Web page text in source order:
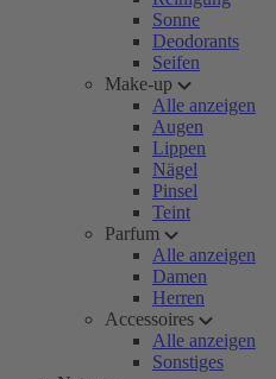
Sonne
Deodorants
Seifen
Make-up
Alle anzeigen
Augen
Lippen
Nägel
Pinsel
Teint
Parfum
Alle anzeigen
Damen
Herren
Accessoires
Alle anzeigen
Sonstiges